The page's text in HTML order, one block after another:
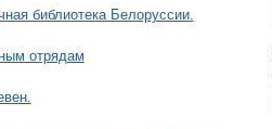
библиотека Белоруссии.
отрядам